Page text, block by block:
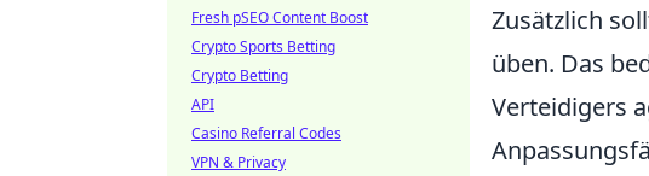
Zusätzlich
üben. Das
Verteidigers
Fresh pSEO Content Boost
Crypto Sports Betting
Crypto Betting
API
Casino Referral Codes
VPN & Privacy